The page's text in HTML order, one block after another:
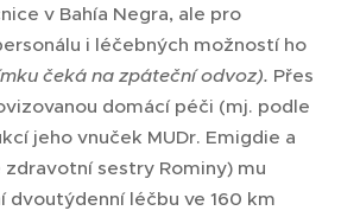
v Bahía Negra, ale pro
i léčebných možností ho
čeká na zpáteční odvoz). Přes
domácí péči (mj. podle
jeho vnuček MUDr. Emigdie a
sestry Rominy) mu
dvoutýdenní léčbu ve 160 km